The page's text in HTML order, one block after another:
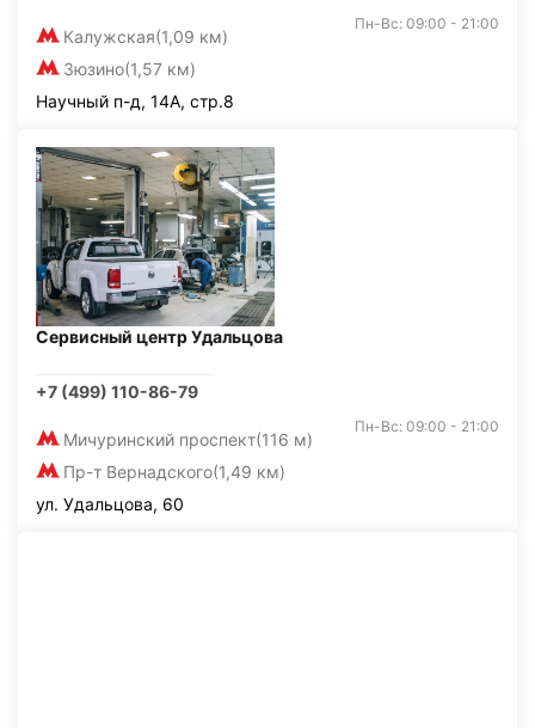
Калужская(1,09 км)
Зюзино(1,57 км)
Пн-Вс: 09:00 - 21:00
Научный п-д, 14А, стр.8
Сервисный центр Удальцова
+7 (499) 110-86-79
Мичуринский проспект(116 м)
Пр-т Вернадского(1,49 км)
Пн-Вс: 09:00 - 21:00
ул. Удальцова, 60